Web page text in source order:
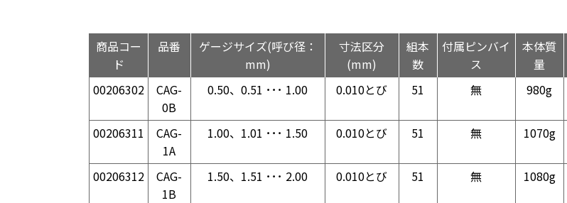
商品コー
ド
品番
ゲージサイズ(呼び径：
mm)
寸法区分
(mm)
組本
数
付属ピンバイ
ス
本体質
量
00206302
CAG-
0B
0.50、0.51 ･･･ 1.00 0.010とび 51 無 980g
00206311
CAG-
1A
1.00、1.01 ･･･ 1.50 0.010とび 51 無 1070g
00206312
CAG-
1B
1.50、1.51 ･･･ 2.00 0.010とび 51 無 1080g